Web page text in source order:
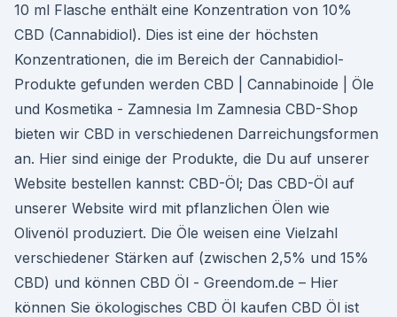
10 ml Flasche enthält eine Konzentration von 10%
CBD (Cannabidiol). Dies ist eine der höchsten
Konzentrationen, die im Bereich der Cannabidiol-
Produkte gefunden werden CBD | Cannabinoide | Öle
und Kosmetika - Zamnesia Im Zamnesia CBD-Shop
bieten wir CBD in verschiedenen Darreichungsformen
an. Hier sind einige der Produkte, die Du auf unserer
Website bestellen kannst: CBD-Öl; Das CBD-Öl auf
unserer Website wird mit pflanzlichen Ölen wie
Olivenöl produziert. Die Öle weisen eine Vielzahl
verschiedener Stärken auf (zwischen 2,5% und 15%
CBD) und können CBD Öl - Greendom.de – Hier
können Sie ökologisches CBD Öl kaufen CBD Öl ist